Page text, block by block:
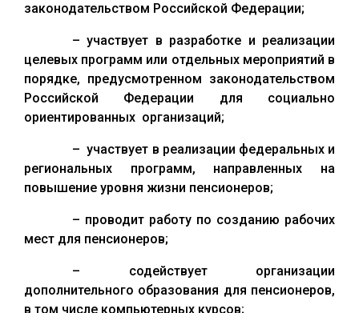
законодательством Российской Федерации;
– участвует в разработке и реализации
целевых программ или отдельных мероприятий в
порядке, предусмотренном законодательством
Российской Федерации для социально
ориентированных организаций;
– участвует в реализации федеральных и
региональных программ, направленных на
повышение уровня жизни пенсионеров;
– проводит работу по созданию рабочих
мест для пенсионеров;
– содействует организации
дополнительного образования для пенсионеров,
в том числе компьютерных курсов;